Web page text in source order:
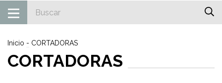
Inicio - CORTADORAS
CORTADORAS